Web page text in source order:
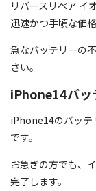
リバースリペア イ
迅速かつ手頃な価
急なバッテリーの
さい。
iPhone14バッ
iPhone14のバッテ
です。
お急ぎの方でも、
完了します。